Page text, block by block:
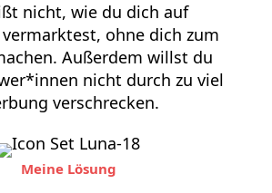
nicht, wie du dich auf
ohne dich zum
Außerdem willst du
nicht durch zu viel
verschrecken.
Meine Lösung